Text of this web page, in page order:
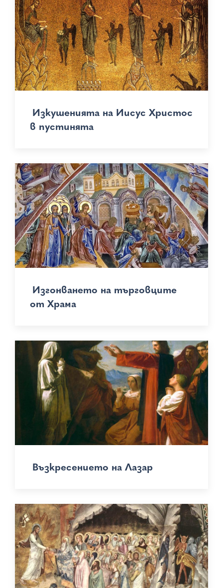
Изкушенията на Иисус Христос
в пустинята
Изгонването на търговците
от Храма
Възкресението на Лазар